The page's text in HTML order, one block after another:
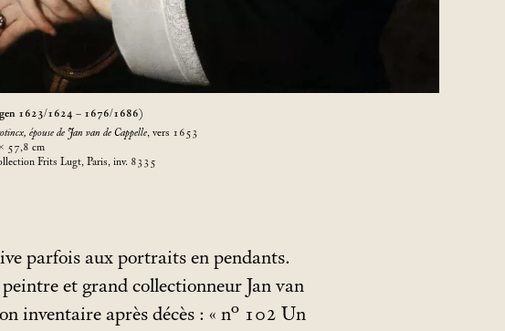
1623/1624 – 1676/1686)
épouse de Jan van de Cappelle, vers 1653
57,8 cm
Frits Lugt, Paris, inv. 8335
parfois aux portraits en pendants.
et grand collectionneur Jan van
inventaire après décès : « n° 102 Un